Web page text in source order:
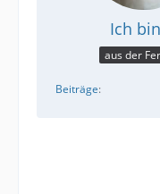
Ich
aus der
Beiträge